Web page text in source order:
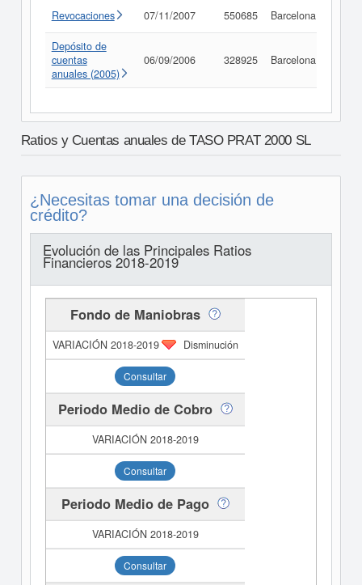
Revocaciones 07/11/2007 550685 Barcelona
Depósito de
cuentas
anuales (2005)
06/09/2006 328925 Barcelona
Ratios y Cuentas anuales de TASO PRAT 2000 SL
¿Necesitas tomar una decisión de
crédito?
Evolución de las Principales Ratios
Financieros 2018-2019
Fondo de Maniobras
Disminución
Consultar
Periodo Medio de Cobro
Consultar
Periodo Medio de Pago
Consultar